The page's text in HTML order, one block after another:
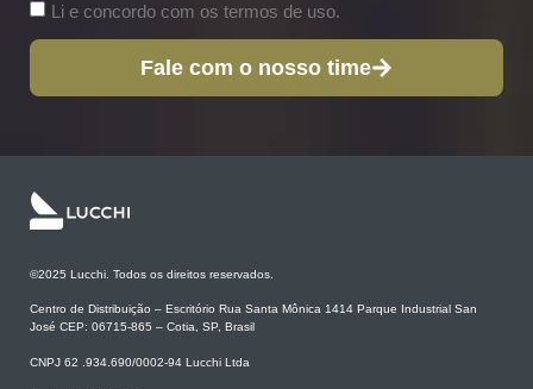
Li e concordo com os termos de uso.
Fale com o nosso time
©2025 Lucchi. Todos os direitos reservados.
Centro de Distribuição – Escritório Rua Santa Mônica 1414 Parque Industrial San
José CEP: 06715-865 – Cotia, SP, Brasil
CNPJ 62 .934.690/0002-94 Lucchi Ltda